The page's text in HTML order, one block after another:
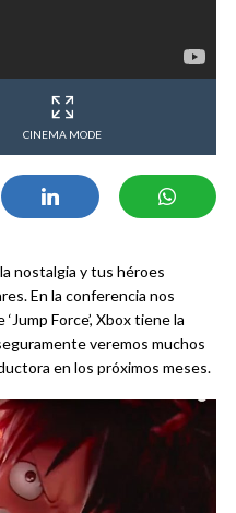
CINEMA MODE
nostalgia y tus héroes
En la conferencia nos
Force’, Xbox tiene la
veremos muchos
en los próximos meses.